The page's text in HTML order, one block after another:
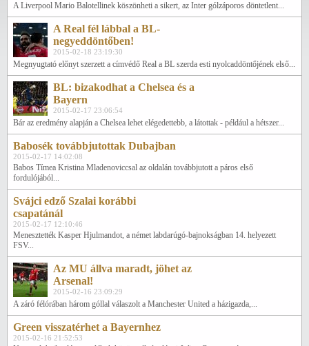
A Liverpool Mario Balotellinek köszönheti a sikert, az Inter gólzáporos döntetlent...
A Real fél lábbal a BL-
negyeddöntőben!
2015-02-18 23:19:30
Megnyugtató előnyt szerzett a címvédő Real a BL szerda esti nyolcaddöntőjének első...
BL: bizakodhat a Chelsea és a
Bayern
2015-02-17 23:06:54
Bár az eredmény alapján a Chelsea lehet elégedettebb, a látottak - például a hétszer...
Babosék továbbjutottak Dubajban
2015-02-17 14:02:08
Babos Tímea Kristina Mladenoviccsal az oldalán továbbjutott a páros első
fordulójából...
Svájci edző Szalai korábbi
csapatánál
2015-02-17 12:10:46
Menesztették Kasper Hjulmandot, a német labdarúgó-bajnokságban 14. helyezett
FSV...
Az MU állva maradt, jöhet az
Arsenal!
2015-02-16 23:09:29
A záró félórában három góllal válaszolt a Manchester United a házigazda,...
Green visszatérhet a Bayernhez
2015-02-16 21:52:53